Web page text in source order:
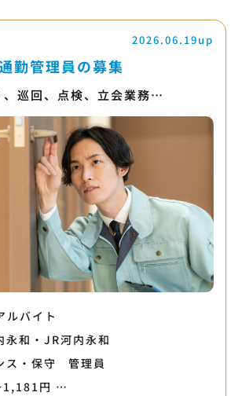
2026.06.19up
勤管理員の募集
、巡回、点検、立会業務…
ルバイト
永和・JR河内永和
ス・保守
管理員
1,181円 …